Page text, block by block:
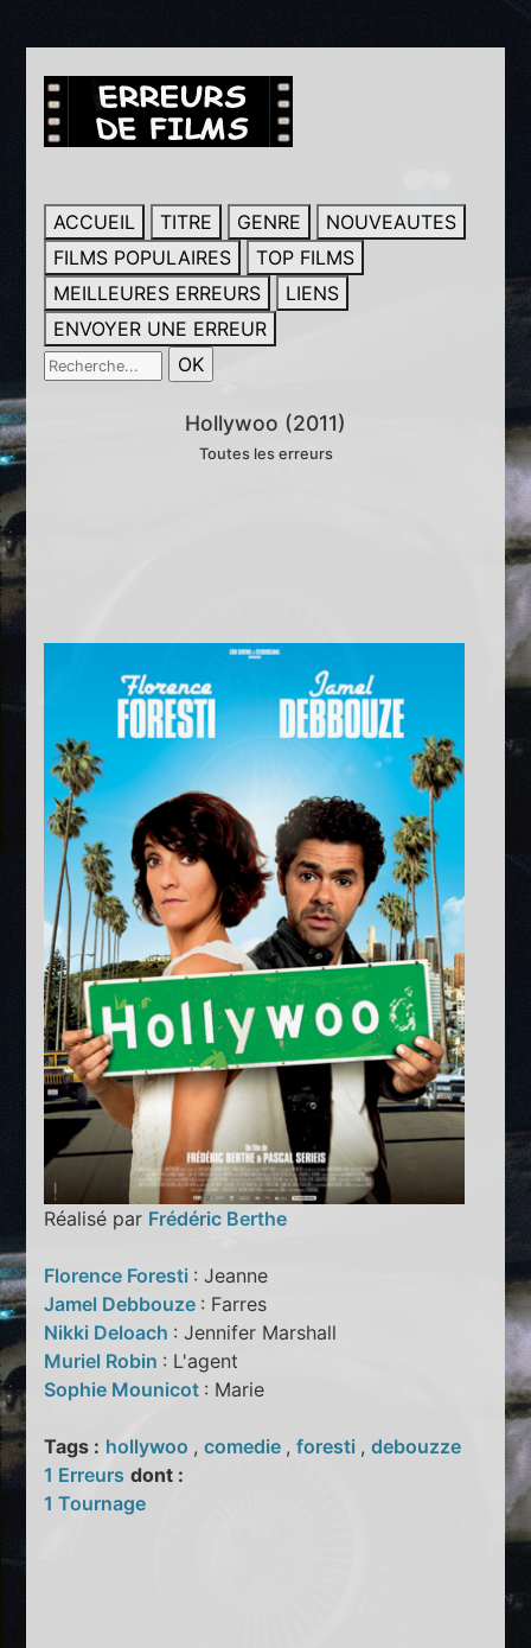
ACCUEIL TITRE GENRE
NOUVEAUTES
FILMS POPULAIRES
TOP FILMS
MEILLEURES ERREURS
LIENS
ENVOYER UNE ERREUR
Hollywoo (2011)
Toutes les erreurs
Réalisé par Frédéric Berthe
Florence Foresti : Jeanne
Jamel Debbouze : Farres
Nikki Deloach : Jennifer Marshall
Muriel Robin : L'agent
Sophie Mounicot : Marie
Tags : hollywoo ,comedie ,foresti ,debouzze
1 Erreurs dont :
1 Tournage